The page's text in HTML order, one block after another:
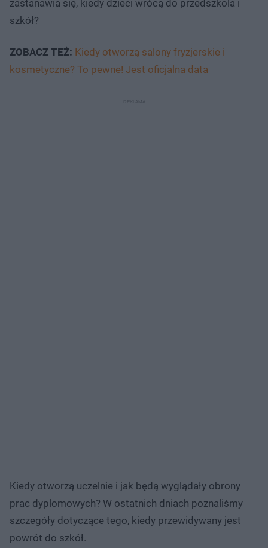
zastanawia się, kiedy dzieci wrócą do przedszkola i
szkół?
ZOBACZ TEŻ: Kiedy otworzą salony fryzjerskie i
kosmetyczne? To pewne! Jest oficjalna data
Kiedy otworzą uczelnie i jak będą wyglądały obrony
prac dyplomowych? W ostatnich dniach poznaliśmy
szczegóły dotyczące tego, kiedy przewidywany jest
powrót do szkół.